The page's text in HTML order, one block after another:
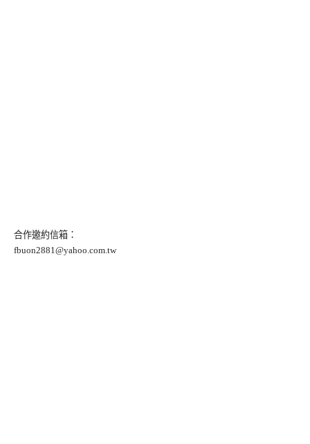
合作邀約信箱：
fbuon2881@yahoo.com.tw